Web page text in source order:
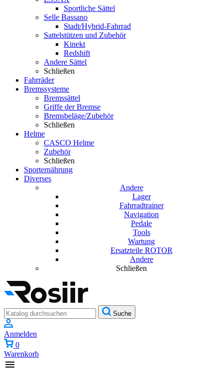
Sportliche Sättel
Selle Bassano
Stadt/Hybrid-Fahrrad
Sattelstützen und Zubehör
Kinekt
Redshift
Andere Sättel
Schließen
Fahrräder
Bremssysteme
Bremssättel
Griffe der Bremse
Bremsbeläge/Zubehör
Schließen
Helme
CASCO Helme
Zubehör
Schließen
Sporternährung
Diverses
Andere
Lager
Fahrradtrainer
Navigation
Pedale
Tools
Wartung
Ersatzteile ROTOR
Andere
Schließen
Suche
Anmelden
0
Warenkorb